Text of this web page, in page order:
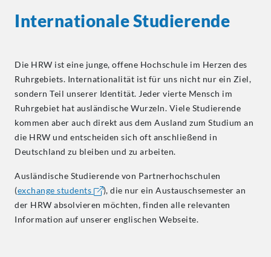
Internationale Studierende
Die HRW ist eine junge, offene Hochschule im Herzen des
Ruhrgebiets. Internationalität ist für uns nicht nur ein Ziel,
sondern Teil unserer Identität. Jeder vierte Mensch im
Ruhrgebiet hat ausländische Wurzeln. Viele Studierende
kommen aber auch direkt aus dem Ausland zum Studium an
die HRW und entscheiden sich oft anschließend in
Deutschland zu bleiben und zu arbeiten.
Ausländische Studierende von Partnerhochschulen
(exchange students
), die nur ein Austauschsemester an
der HRW absolvieren möchten, finden alle relevanten
Information auf unserer englischen Webseite.